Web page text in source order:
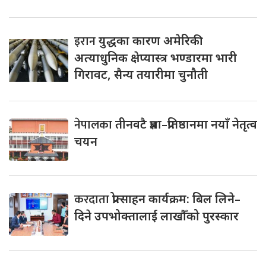
इरानयुद्धका कारण अमेरिकी
अत्याधुनिक क्षेप्यास्त्र भण्डारमा भारी
गिरावट, सैन्य तयारीमा चुनौती
नेपालकातीनवटै प्रज्ञा–प्रतिष्ठानमा नयाँ नेतृत्व
चयन
करदाताप्रोत्साहन कार्यक्रम: बिल लिने–
दिने उपभोक्तालाई लाखौँको पुरस्कार